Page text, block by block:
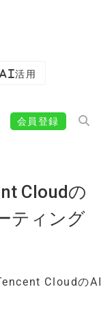
AI活用
会員登録
Cloudの
ティング
CloudのAI